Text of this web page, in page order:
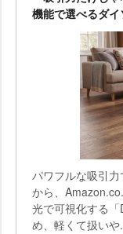
機能で選べるダ
パワフルな吸引
から、
光で可視化する
め、軽くて扱いや